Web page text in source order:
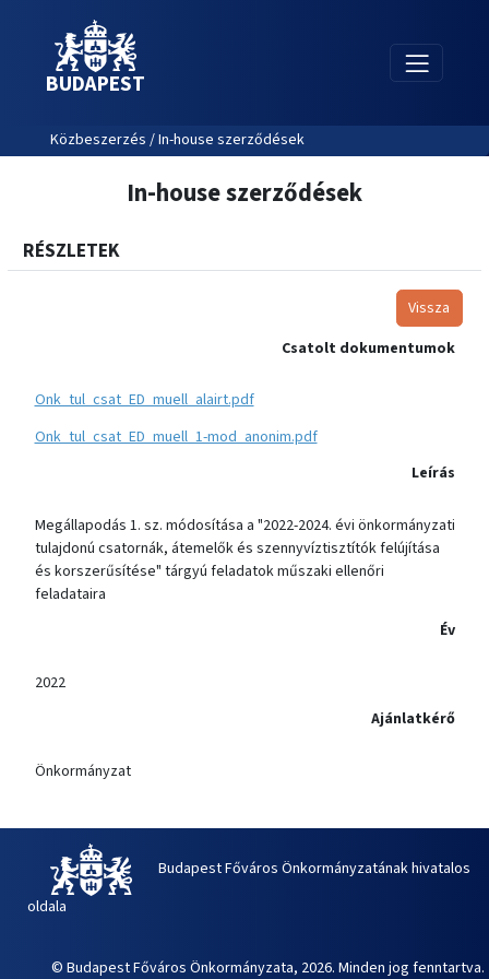
BUDAPEST
Közbeszerzés / In-house szerződések
In-house szerződések
RÉSZLETEK
Vissza
Csatolt dokumentumok
Onk_tul_csat_ED_muell_alairt.pdf
Onk_tul_csat_ED_muell_1-mod_anonim.pdf
Leírás
Megállapodás 1. sz. módosítása a "2022-2024. évi önkormányzati
tulajdonú csatornák, átemelők és szennyvíztisztítók felújítása
és korszerűsítése" tárgyú feladatok műszaki ellenőri
feladataira
Év
2022
Ajánlatkérő
Önkormányzat
Budapest Főváros Önkormányzatának hivatalos
oldala
© Budapest Főváros Önkormányzata, 2026. Minden jog fenntartva.